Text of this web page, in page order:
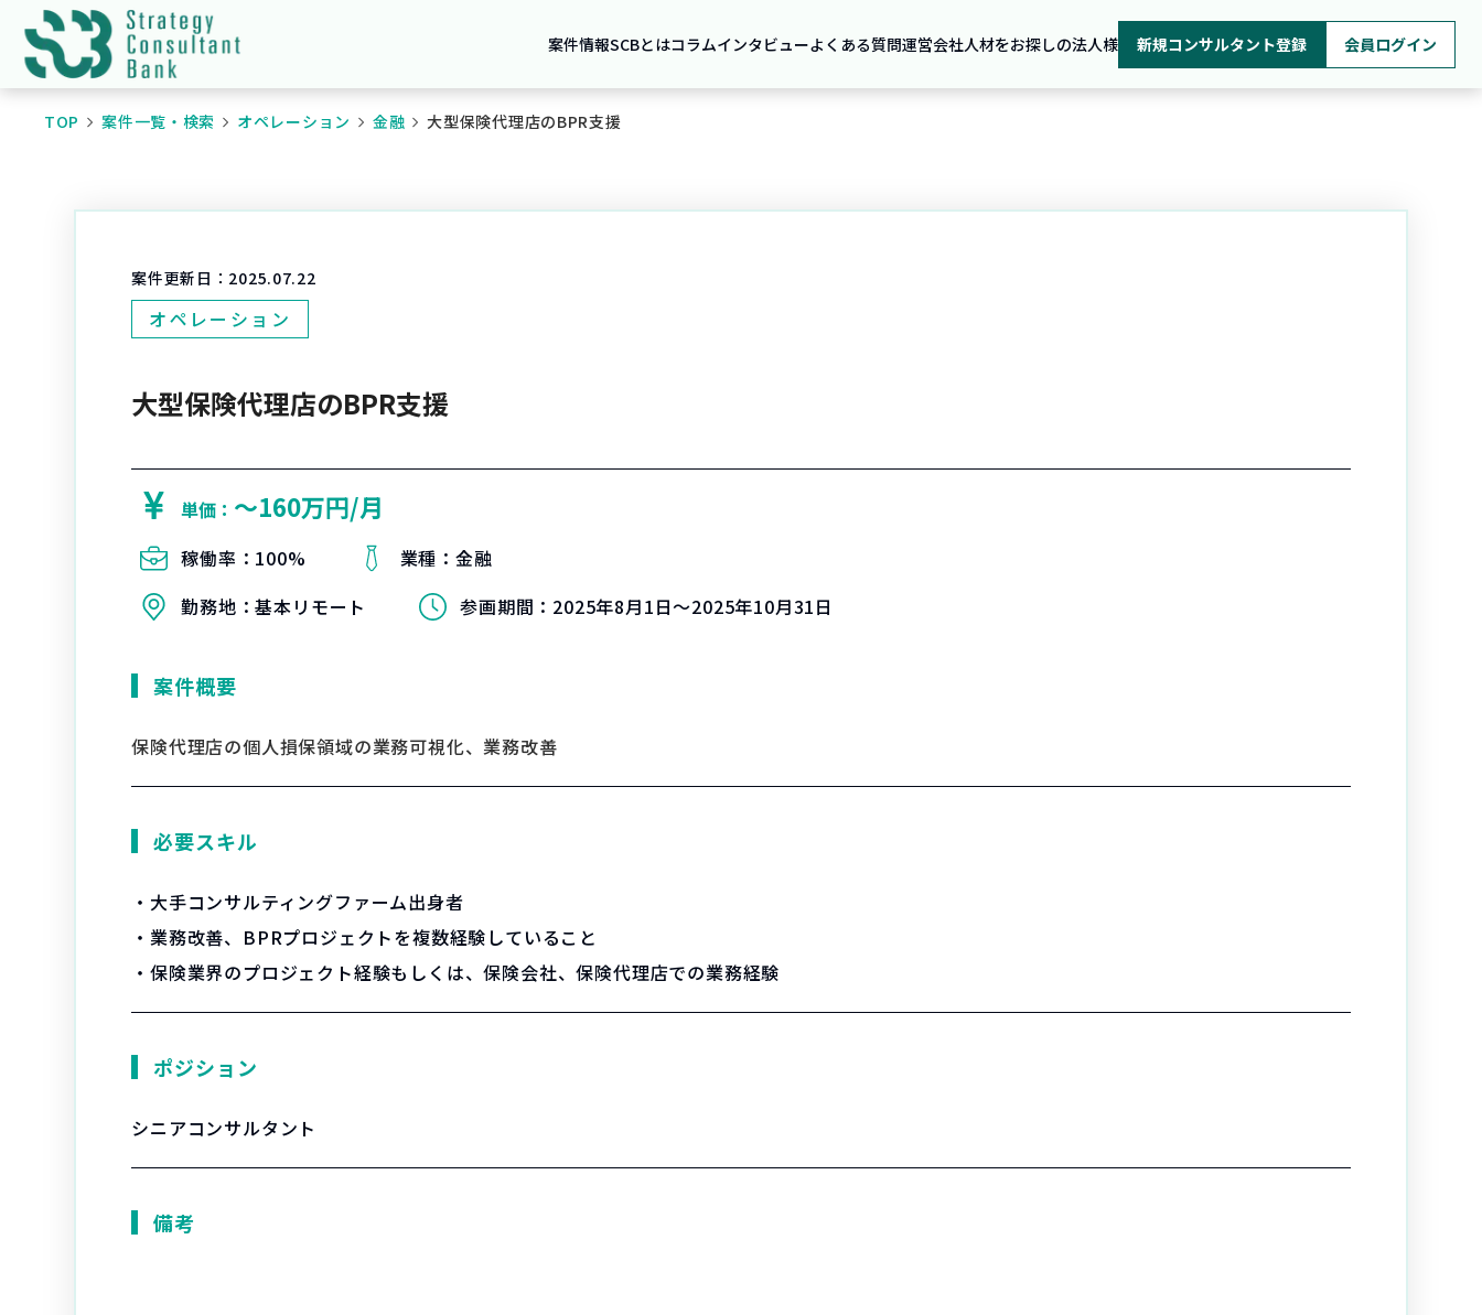
案件情報SCBとはコラムインタビューよくある質問運営会社人材をお探しの法人様 新規コンサルタント登録 会員ログイン
TOP 案件一覧・検索 オペレーション 金融 大型保険代理店のBPR支援
案件更新日： 2025.07.22
オペレーション
大型保険代理店のBPR支援
単価： 〜160万円/月
稼働率： 100% 業種：金融
勤務地：基本リモート 参画期間： 2025年8月1日～2025年10月31日
案件概要
保険代理店の個人損保領域の業務可視化、業務改善
必要スキル
・大手コンサルティングファーム出身者
・業務改善、BPRプロジェクトを複数経験していること
・保険業界のプロジェクト経験もしくは、保険会社、保険代理店での業務経験
ポジション
シニアコンサルタント
備考